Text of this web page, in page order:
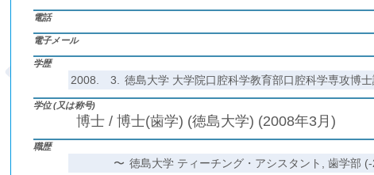
電話
電子メール
学歴
2008. 3. 徳島大学 大学院口腔科学教育部口腔科学専攻博
学位 (又は称号)
博士 / 博士(歯学) (徳島大学) (2008年3月)
職歴
〜 徳島大学 ティーチング・アシスタント, 歯学部